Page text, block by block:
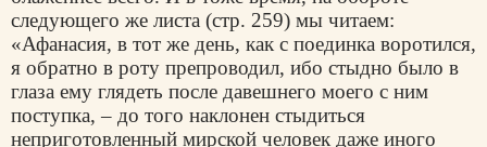
следующего же листа (стр. 259) мы читаем:
«Афанасия, в тот же день, как с поединка воротился,
я обратно в роту препроводил, ибо стыдно было в
глаза ему глядеть после давешнего моего с ним
поступка, – до того наклонен стыдиться
неприготовленный мирской человек даже иного